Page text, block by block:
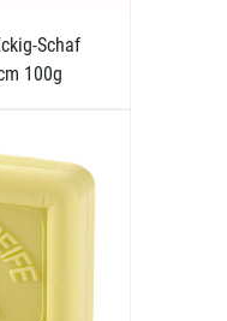
Schaf
100g